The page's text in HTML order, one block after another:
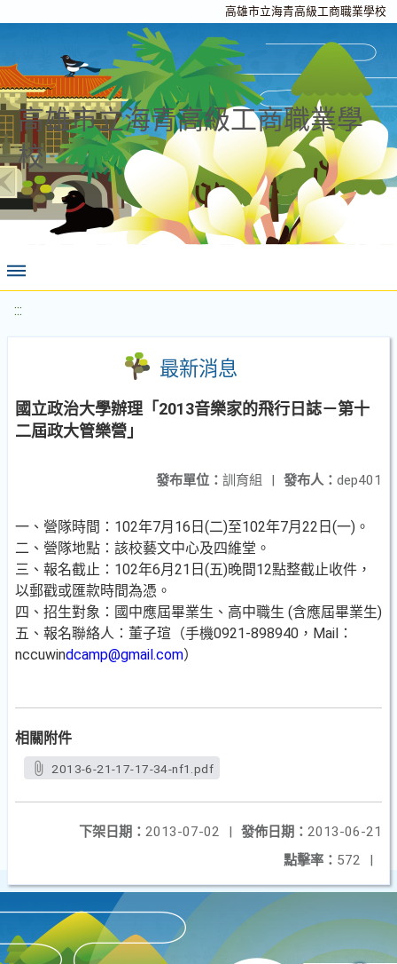
高雄市立海青高級工商職業學校
高雄市立海青高級工商職業學
校
:::
最新消息
國立政治大學辦理「2013音樂家的飛行日誌－第十
二屆政大管樂營」
發布人： dep401
發布單位： 訓育組 |
一、營隊時間：102年7月16日(二)至102年7月22日(一)。
二、營隊地點：該校藝文中心及四維堂。
三、報名截止：102年6月21日(五)晚間12點整截止收件，
以郵戳或匯款時間為憑。
四、招生對象：國中應屆畢業生、高中職生 (含應屆畢業生)
五、報名聯絡人：董子瑄（手機0921-898940，Mail：
nccuwindcamp@gmail.com）
相關附件
2013-6-21-17-17-34-nf1.pdf
發佈日期： 2013-06-21
下架日期： 2013-07-02
|
點擊率： 572 |